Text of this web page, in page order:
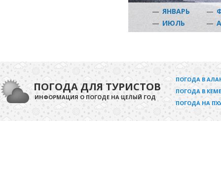
— ЯНВАРЬ —
— ИЮЛЬ —
ПОГОДА ДЛЯ ТУРИСТОВ
ИНФОРМАЦИЯ О ПОГОДЕ НА ЦЕЛЫЙ ГОД
ПОГОДА В
ПОГОДА В
ПОГОДА НА